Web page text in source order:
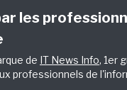
les
de IT News Info, 1er
professionnels de